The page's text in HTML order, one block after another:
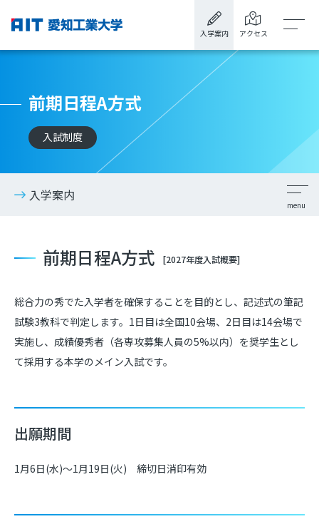
入学案内 アクセス
前期日程A方式
入試制度
入学案内
前期日程A方式 [2027年度入試概要]
総合力の秀でた入学者を確保することを目的とし、記述式の筆記
試験3教科で判定します。1日目は全国10会場、2日目は14会場で
実施し、成績優秀者（各専攻募集人員の5%以内）を奨学生とし
て採用する本学のメイン入試です。
出願期間
1月6日(水)～1月19日(火) 締切日消印有効